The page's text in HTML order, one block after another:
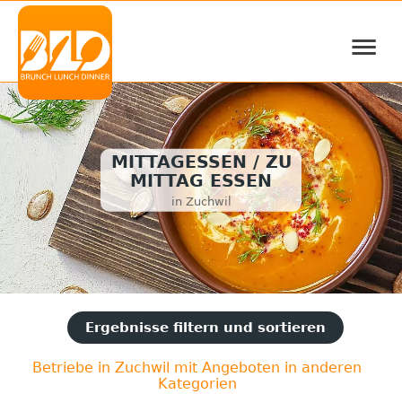
≡
MITTAGESSEN / ZU
MITTAG ESSEN
in Zuchwil
Ergebnisse filtern und sortieren
Betriebe in Zuchwil mit Angeboten in anderen
Kategorien